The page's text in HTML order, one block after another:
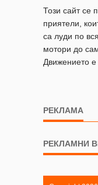
Този сайт се
приятели,
са луди по
мотори до
Движението е
РЕКЛАМА
РЕКЛАМНИ